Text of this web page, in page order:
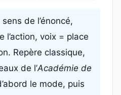
de l’énoncé,
l’action, voix = place
Repère classique,
de l’Académie de
le mode, puis